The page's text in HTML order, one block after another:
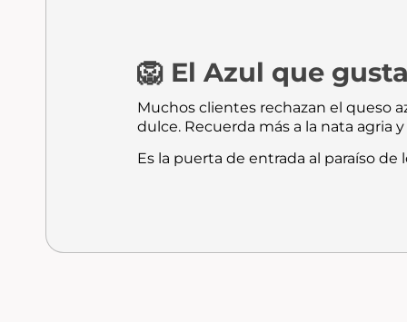
🦁 El Azul que
Muchos clientes rechazan el queso
dulce. Recuerda más a la nata agria
Es la puerta de entrada al paraíso de